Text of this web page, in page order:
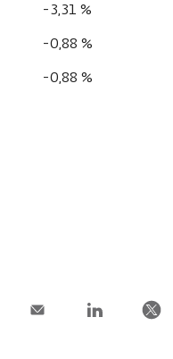
-3,31 %
-0,88 %
-0,88 %